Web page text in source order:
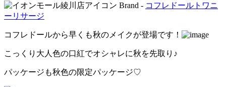
Brand - コフレドール トワニ
ー リサージ
コフレドールから早くも秋のメイクが登場です！
こっくり大人色の口紅でオシャレに秋を先取り♪
パッケージも秋色の限定パッケージ♡